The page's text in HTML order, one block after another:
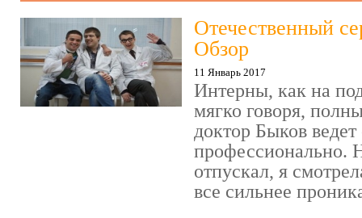
Отечественный
Обзор
11 Январь 2017
Интерны, как на
мягко говоря,
доктор Быков ведет
профессионально.
отпускал, я
все сильнее